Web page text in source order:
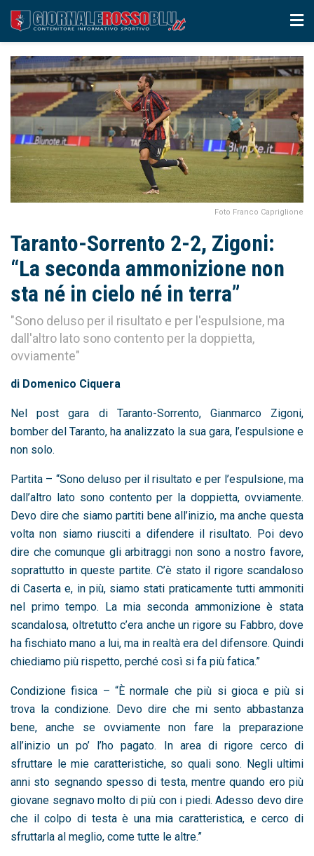
Foto Franco Capriglione
Taranto-Sorrento 2-2, Zigoni:
“La seconda ammonizione non
sta né in cielo né in terra”
"Sono deluso per il risultato e per l'espulsione, ma
dall'altro lato sono contento per la doppietta,
ovviamente"
di Domenico Ciquera
Nel post gara di Taranto-Sorrento, Gianmarco Zigoni,
bomber del Taranto, ha analizzato la sua gara, l’espulsione e
non solo.
Partita – “Sono deluso per il risultato e per l’espulsione, ma
dall’altro lato sono contento per la doppietta, ovviamente.
Devo dire che siamo partiti bene all’inizio, ma anche questa
volta non siamo riusciti a difendere il risultato. Poi devo
dire che comunque gli arbitraggi non sono a nostro favore,
soprattutto in queste partite. C’è stato il rigore scandaloso
di Caserta e, in più, siamo stati praticamente tutti ammoniti
nel primo tempo. La mia seconda ammonizione è stata
scandalosa, oltretutto c’era anche un rigore su Fabbro, dove
ha fischiato mano a lui, ma in realtà era del difensore. Quindi
chiediamo più rispetto, perché così si fa più fatica.”
Condizione fisica – “È normale che più si gioca e più si
trova la condizione. Devo dire che mi sento abbastanza
bene, anche se ovviamente non fare la preparazione
all’inizio un po’ l’ho pagato. In area di rigore cerco di
sfruttare le mie caratteristiche, so quali sono. Negli ultimi
anni sto segnando spesso di testa, mentre quando ero più
giovane segnavo molto di più con i piedi. Adesso devo dire
che il colpo di testa è una mia caratteristica, e cerco di
sfruttarla al meglio, come tutte le altre.”